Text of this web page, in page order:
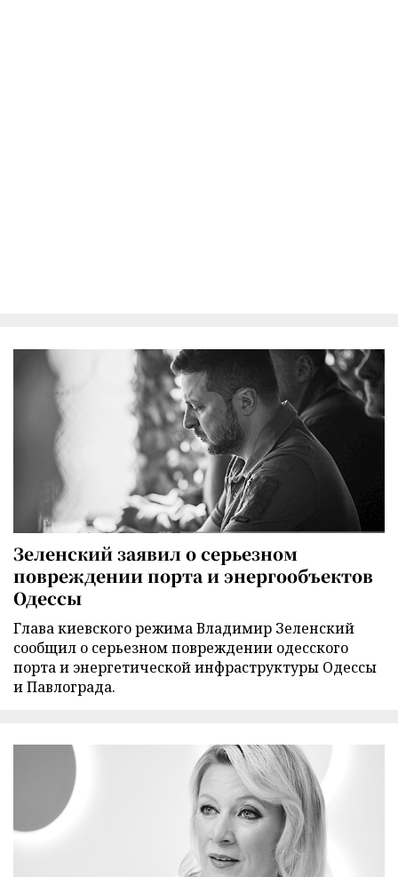
Зеленский заявил о серьезном
повреждении порта и энергообъектов
Одессы
Глава киевского режима Владимир Зеленский
сообщил о серьезном повреждении одесского
порта и энергетической инфраструктуры Одессы
и Павлограда.